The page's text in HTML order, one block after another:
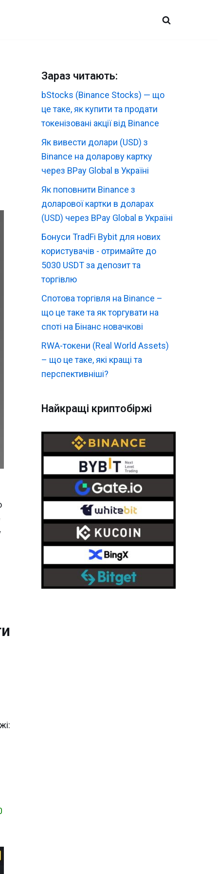
Зараз читають:
bStocks (Binance Stocks) — що
це таке, як купити та продати
токенізовані акції від Binance
Як вивести долари (USD) з
Binance на доларову картку
через BPay Global в Україні
Як поповнити Binance з
доларової картки в доларах
(USD) через BPay Global в Україні
Бонуси TradFi Bybit для нових
користувачів - отримайте до
5030 USDT за депозит та
торгівлю
Спотова торгівля на Binance –
що це таке та як торгувати на
споті на Бінанс новачкові
RWA-токени (Real World Assets)
– що це таке, які кращі та
перспективніші?
Найкращі криптобіржі